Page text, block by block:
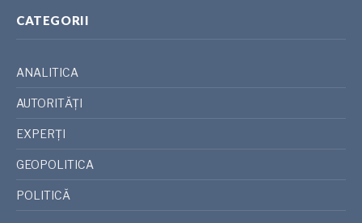
CATEGORII
ANALITICA
AUTORITĂȚI
EXPERȚI
GEOPOLITICA
POLITICĂ